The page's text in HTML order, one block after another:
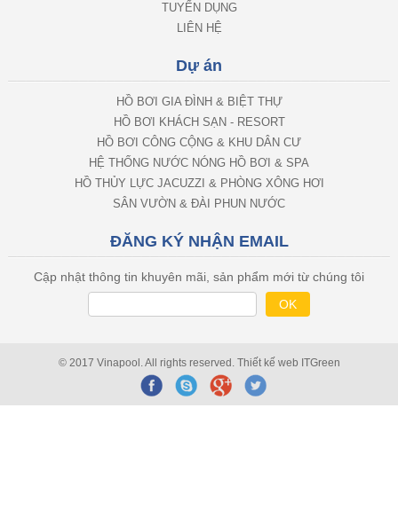
TUYỂN DỤNG
LIÊN HỆ
Dự án
HỒ BƠI GIA ĐÌNH & BIỆT THỰ
HỒ BƠI KHÁCH SẠN - RESORT
HỒ BƠI CÔNG CỘNG & KHU DÂN CƯ
HỆ THỐNG NƯỚC NÓNG HỒ BƠI & SPA
HỒ THỦY LỰC JACUZZI & PHÒNG XÔNG HƠI
SÂN VƯỜN & ĐÀI PHUN NƯỚC
ĐĂNG KÝ NHẬN EMAIL
Cập nhật thông tin khuyên mãi, sản phẩm mới từ chúng tôi
© 2017 Vinapool. All rights reserved. Thiết kế web ITGreen